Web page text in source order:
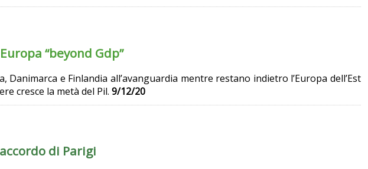
“beyond Gdp”
e Finlandia all’avanguardia mentre restano indietro l’Europa dell’Est
cresce la metà del Pil. 9/12/20
di Parigi